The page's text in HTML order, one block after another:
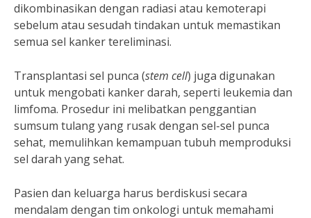
dikombinasikan dengan radiasi atau kemoterapi
sebelum atau sesudah tindakan untuk memastikan
semua sel kanker tereliminasi.
Transplantasi sel punca (stem cell) juga digunakan
untuk mengobati kanker darah, seperti leukemia dan
limfoma. Prosedur ini melibatkan penggantian
sumsum tulang yang rusak dengan sel-sel punca
sehat, memulihkan kemampuan tubuh memproduksi
sel darah yang sehat.
Pasien dan keluarga harus berdiskusi secara
mendalam dengan tim onkologi untuk memahami